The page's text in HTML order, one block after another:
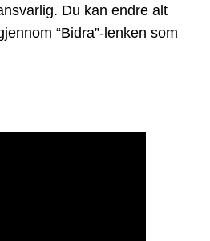
Du kan endre alt
“Bidra”-lenken som